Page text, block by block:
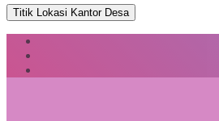
Titik Lokasi Kantor Desa